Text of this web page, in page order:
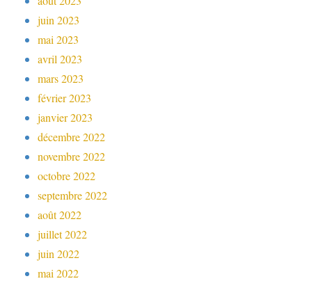
juin 2023
mai 2023
avril 2023
mars 2023
février 2023
janvier 2023
décembre 2022
novembre 2022
octobre 2022
septembre 2022
août 2022
juillet 2022
juin 2022
mai 2022